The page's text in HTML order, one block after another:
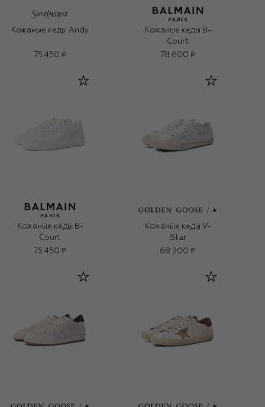
Кожаные кеды Andy
75 450 ₽
Кожаные кеды B-
Court
78 600 ₽
Кожаные кеды B-
Court
75 450 ₽
Кожаные кеды V-
Star
68 200 ₽